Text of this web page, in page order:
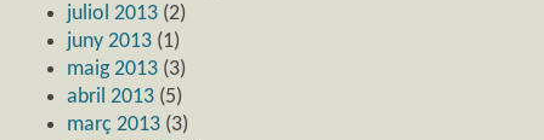
juliol 2013 (2)
juny 2013 (1)
maig 2013 (3)
abril 2013 (5)
març 2013 (3)